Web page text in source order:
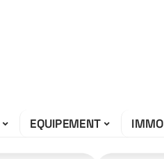
EQUIPEMENT IMMO